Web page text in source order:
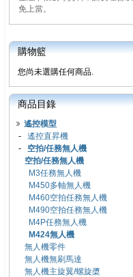
免上當。
購物籃
您尚未選購任何商品.
商品目錄
遙控模型
- 遙控直昇機
- 空拍/任務無人機
空拍/任務無人機
M3任務無人機
M450多軸無人機
M460空拍任務無人機
M490空拍任務無人機
M4P任務無人機
M424無人機
無人機零件
無人機無刷馬達
無人機主旋翼/螺旋槳